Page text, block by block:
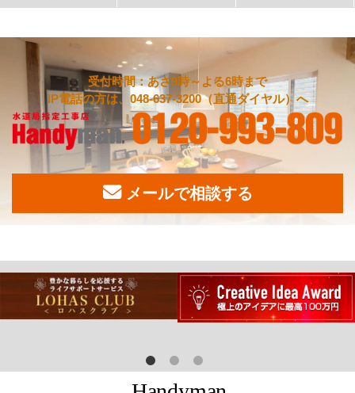
受付時間：あさ9時～よる6時まで
IP電話の方は、048-637-3200（直通ダイヤル）へ
メールで相談する